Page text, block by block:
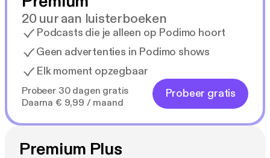
20 uur aan luisterboeken
Podcasts die je alleen op Podimo hoort
Geen advertenties in Podimo shows
Elk moment opzegbaar
Probeer 30 dagen gratis
Daarna € 9,99 / maand
Probeer gratis
Premium Plus